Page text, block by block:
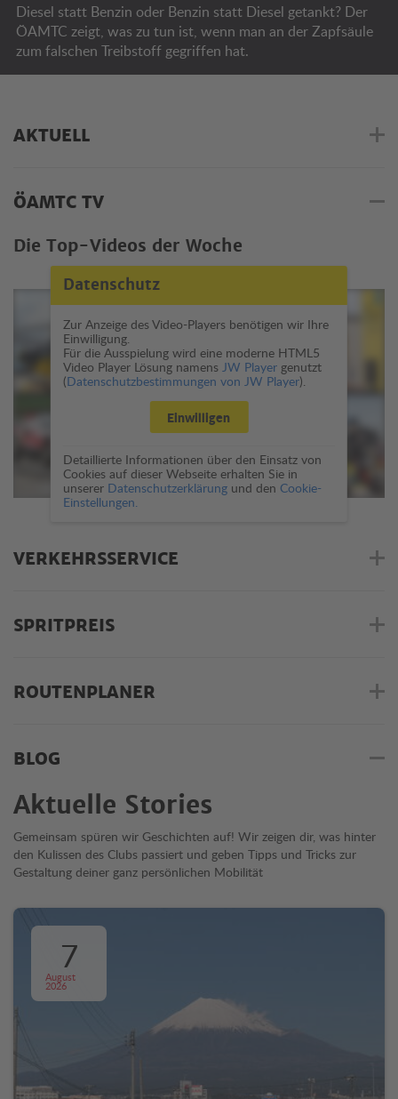
Diesel statt Benzin oder Benzin statt Diesel getankt? Der
ÖAMTC zeigt, was zu tun ist, wenn man an der Zapfsäule
zum falschen Treibstoff gegriffen hat.
AKTUELL
ÖAMTC TV
Die Top-Videos der Woche
Datenschutz
Zur Anzeige des Video-Players benötigen wir Ihre
Einwilligung.
Für die Ausspielung wird eine moderne HTML5
Video Player Lösung namens JW Playergenutzt
(Datenschutzbestimmungen von JW Player).
Einwilligen
Detaillierte Informationen über den Einsatz von
Cookies auf dieser Webseite erhalten Sie in
unserer Datenschutzerklärungund den Cookie-
Einstellungen.
VERKEHRSSERVICE
SPRITPREIS
ROUTENPLANER
BLOG
Aktuelle Stories
Gemeinsam spüren wir Geschichten auf! Wir zeigen dir, was hinter
den Kulissen des Clubs passiert und geben Tipps und Tricks zur
Gestaltung deiner ganz persönlichen Mobilität
7
August
2026